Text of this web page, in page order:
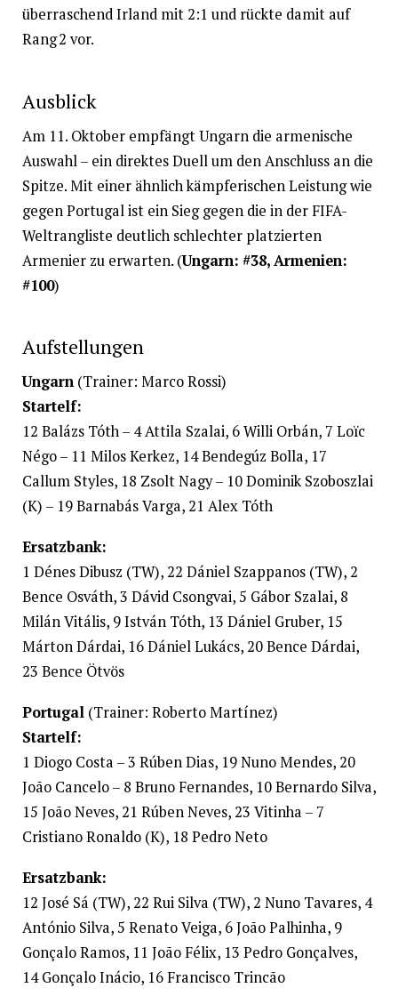
überraschend Irland mit 2:1 und rückte damit auf
Rang 2 vor.
Ausblick
Am 11. Oktober empfängt Ungarn die armenische
Auswahl – ein direktes Duell um den Anschluss an die
Spitze. Mit einer ähnlich kämpferischen Leistung wie
gegen Portugal ist ein Sieg gegen die in der FIFA-
Weltrangliste deutlich schlechter platzierten
Armenier zu erwarten. (Ungarn: #38, Armenien:
#100)
Aufstellungen
Ungarn(Trainer: Marco Rossi)
Startelf:
12 Balázs Tóth – 4 Attila Szalai, 6 Willi Orbán, 7 Loïc
Négo – 11 Milos Kerkez, 14 Bendegúz Bolla, 17
Callum Styles, 18 Zsolt Nagy – 10 Dominik Szoboszlai
(K) – 19 Barnabás Varga, 21 Alex Tóth
Ersatzbank:
1 Dénes Dibusz (TW), 22 Dániel Szappanos (TW), 2
Bence Osváth, 3 Dávid Csongvai, 5 Gábor Szalai, 8
Milán Vitális, 9 István Tóth, 13 Dániel Gruber, 15
Márton Dárdai, 16 Dániel Lukács, 20 Bence Dárdai,
23 Bence Ötvös
Portugal(Trainer: Roberto Martínez)
Startelf:
1 Diogo Costa – 3 Rúben Dias, 19 Nuno Mendes, 20
João Cancelo – 8 Bruno Fernandes, 10 Bernardo Silva,
15 João Neves, 21 Rúben Neves, 23 Vitinha – 7
Cristiano Ronaldo (K), 18 Pedro Neto
Ersatzbank:
12 José Sá (TW), 22 Rui Silva (TW), 2 Nuno Tavares, 4
António Silva, 5 Renato Veiga, 6 João Palhinha, 9
Gonçalo Ramos, 11 João Félix, 13 Pedro Gonçalves,
14 Gonçalo Inácio, 16 Francisco Trincão